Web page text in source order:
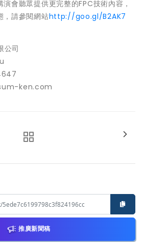
會聽眾提供更完整的FPC技術內容，
，請參閱網站http://goo.gl/B2AK7
公司
ken.com
推廣新聞稿